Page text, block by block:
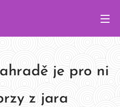
je pro ni
z jara